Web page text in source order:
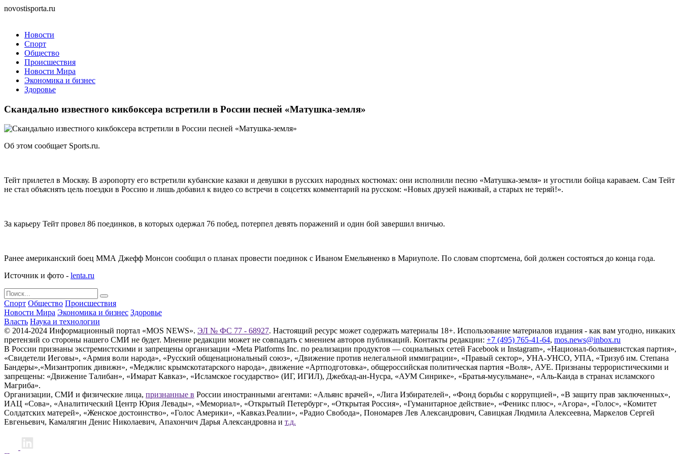
novostisporta.ru
Новости
Спорт
Общество
Происшествия
Новости Мира
Экономика и бизнес
Здоровье
Скандально известного кикбоксера встретили в России песней «Матушка-земля»
Об этом сообщает Sports.ru.
Тейт прилетел в Москву. В аэропорту его встретили кубанские казаки и девушки в русских народных костюмах: они исполнили песню «Матушка-земля» и угостили бойца караваем. Сам Тейт
не стал объяснять цель поездки в Россию и лишь добавил к видео со встречи в соцсетях комментарий на русском: «Новых друзей наживай, а старых не теряй!».
За карьеру Тейт провел 86 поединков, в которых одержал 76 побед, потерпел девять поражений и один бой завершил вничью.
Ранее американский боец ММА Джефф Монсон сообщил о планах провести поединок с Иваном Емельяненко в Мариуполе. По словам спортсмена, бой должен состояться до конца года.
Источник и фото - lenta.ru
Спорт Общество Происшествия
Новости Мира Экономика и бизнес Здоровье
Власть Наука и технологии
© 2014-2024 Информационный портал «MOS NEWS». ЭЛ № ФС 77 - 68927. Настоящий ресурс может содержать материалы 18+. Использование материалов издания - как вам угодно, никаких
претензий со стороны нашего СМИ не будет. Мнение редакции может не совпадать с мнением авторов публикаций. Контакты редакции: +7 (495) 765-41-64, mos.news@inbox.ru
В России признаны экстремистскими и запрещены организации «Meta Platforms Inc. по реализации продуктов — социальных сетей Facebook и Instagram», «Национал-большевистская партия»,
«Свидетели Иеговы», «Армия воли народа», «Русский общенациональный союз», «Движение против нелегальной иммиграции», «Правый сектор», УНА-УНСО, УПА, «Тризуб им. Степана
Бандеры»,«Мизантропик дивижн», «Меджлис крымскотатарского народа», движение «Артподготовка», общероссийская политическая партия «Воля», АУЕ. Признаны террористическими и
запрещены: «Движение Талибан», «Имарат Кавказ», «Исламское государство» (ИГ, ИГИЛ), Джебхад-ан-Нусра, «АУМ Синрике», «Братья-мусульмане», «Аль-Каида в странах исламского
Магриба».
Организации, СМИ и физические лица, признанные в России иностранными агентами: «Альянс врачей», «Лига Избирателей», «Фонд борьбы с коррупцией», «В защиту прав заключенных»,
ИАЦ «Сова», «Аналитический Центр Юрия Левады», «Мемориал», «Открытый Петербург», «Открытая Россия», «Гуманитарное действие», «Феникс плюс», «Агора», «Голос», «Комитет
Солдатских матерей», «Женское достоинство», «Голос Америки», «Кавказ.Реалии», «Радио Свобода», Пономарев Лев Александрович, Савицкая Людмила Алексеевна, Маркелов Сергей
Евгеньевич, Камалягин Денис Николаевич, Апахончич Дарья Александровна и т.д.